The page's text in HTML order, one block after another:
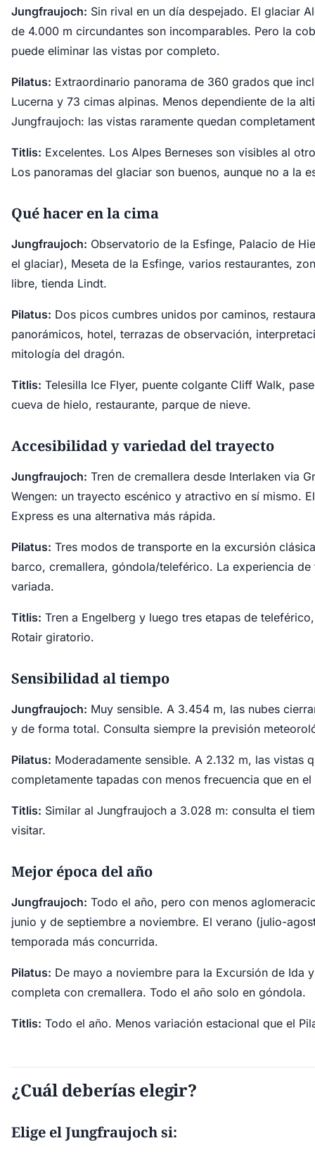
Jungfraujoch: Sin rival en un día despejado. El glaciar
de 4.000 m circundantes son incomparables. Pero la
puede eliminar las vistas por completo.
Pilatus: Extraordinario panorama de 360 grados que
Lucerna y 73 cimas alpinas. Menos dependiente de la
Jungfraujoch: las vistas raramente quedan
Titlis: Excelentes. Los Alpes Berneses son visibles al
Los panoramas del glaciar son buenos, aunque no a la
Qué hacer en la cima
Jungfraujoch: Observatorio de la Esfinge, Palacio de
el glaciar), Meseta de la Esfinge, varios restaurantes,
libre, tienda Lindt.
Pilatus: Dos picos cumbres unidos por caminos,
panorámicos, hotel, terrazas de observación,
mitología del dragón.
Titlis: Telesilla Ice Flyer, puente colgante Cliff Walk,
cueva de hielo, restaurante, parque de nieve.
Accesibilidad y variedad del trayecto
Jungfraujoch: Tren de cremallera desde Interlaken via
Wengen: un trayecto escénico y atractivo en sí mismo.
Express es una alternativa más rápida.
Pilatus: Tres modos de transporte en la excursión
barco, cremallera, góndola/teleférico. La experiencia de
variada.
Titlis: Tren a Engelberg y luego tres etapas de
Rotair giratorio.
Sensibilidad al tiempo
Jungfraujoch: Muy sensible. A 3.454 m, las nubes
y de forma total. Consulta siempre la previsión
Pilatus: Moderadamente sensible. A 2.132 m, las vistas
completamente tapadas con menos frecuencia que en
Titlis: Similar al Jungfraujoch a 3.028 m: consulta el
visitar.
Mejor época del año
Jungfraujoch: Todo el año, pero con menos
junio y de septiembre a noviembre. El verano (julio-
temporada más concurrida.
Pilatus: De mayo a noviembre para la Excursión de Ida
completa con cremallera. Todo el año solo en góndola.
Titlis: Todo el año. Menos variación estacional que el
¿Cuál deberías elegir?
Elige el Jungfraujoch si: